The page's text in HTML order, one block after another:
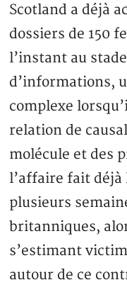
Scotland a déjà
dossiers de 150
l’instant au
d’informations,
complexe
relation de
molécule et des
l’affaire fait déjà
plusieurs
britanniques,
s’estimant
autour de ce